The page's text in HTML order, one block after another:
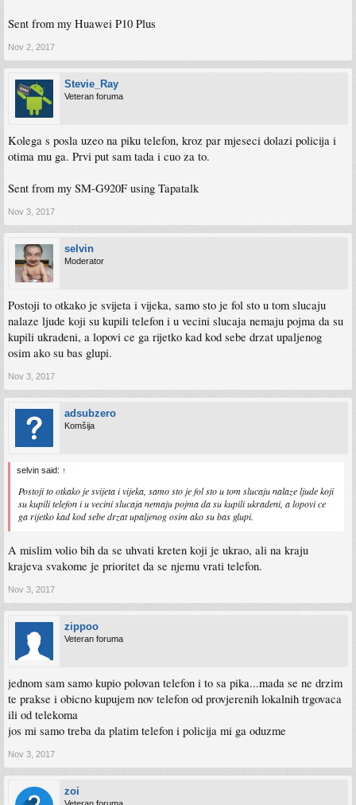
Sent from my Huawei P10 Plus
Nov 2, 2017
Stevie_Ray
Veteran foruma
Kolega s posla uzeo na piku telefon, kroz par mjeseci dolazi policija i
otima mu ga. Prvi put sam tada i cuo za to.
Sent from my SM-G920F using Tapatalk
Nov 3, 2017
selvin
Moderator
Postoji to otkako je svijeta i vijeka, samo sto je fol sto u tom slucaju
nalaze ljude koji su kupili telefon i u vecini slucaja nemaju pojma da su
kupili ukradeni, a lopovi ce ga rijetko kad kod sebe drzat upaljenog
osim ako su bas glupi.
Nov 3, 2017
adsubzero
Komšija
selvin said: ↑
Postoji to otkako je svijeta i vijeka, samo sto je fol sto u tom slucaju nalaze ljude koji
su kupili telefon i u vecini slucaja nemaju pojma da su kupili ukradeni, a lopovi ce
ga rijetko kad kod sebe drzat upaljenog osim ako su bas glupi.
A mislim volio bih da se uhvati kreten koji je ukrao, ali na kraju
krajeva svakome je prioritet da se njemu vrati telefon.
Nov 3, 2017
zippoo
Veteran foruma
jednom sam samo kupio polovan telefon i to sa pika...mada se ne drzim
te prakse i obicno kupujem nov telefon od provjerenih lokalnih trgovaca
ili od telekoma
jos mi samo treba da platim telefon i policija mi ga oduzme
Nov 3, 2017
zoi